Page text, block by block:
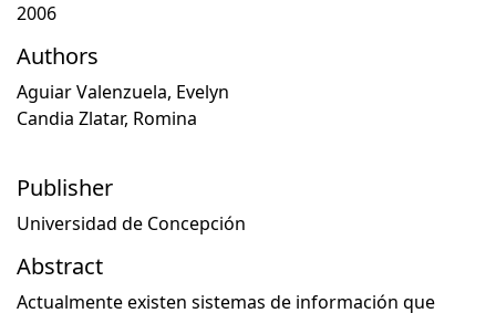
2006
Authors
Aguiar Valenzuela, Evelyn
Candia Zlatar, Romina
Publisher
Universidad de Concepción
Abstract
Actualmente existen sistemas de información que